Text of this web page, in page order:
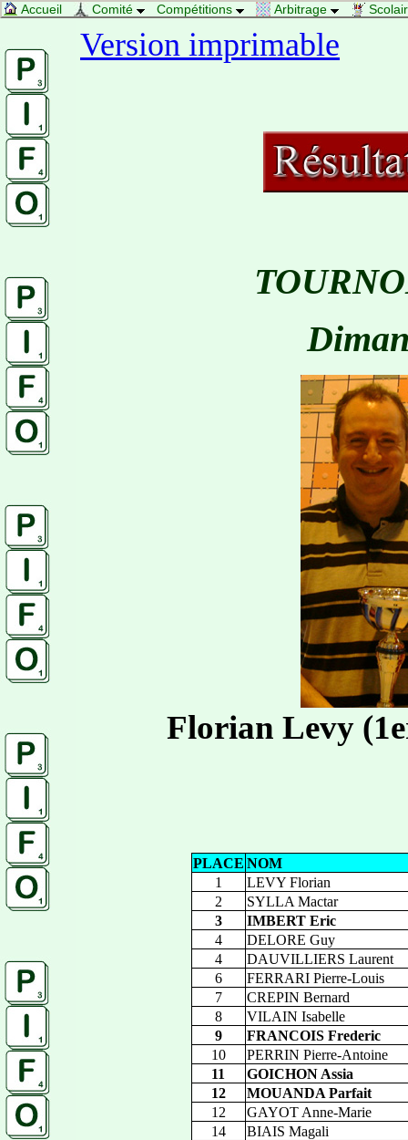
Accueil Comité Compétitions Arbitrage
Version imprimable
Florian Levy
PLACE NOM
1
LEVY Florian
2
SYLLA Mactar
3
IMBERT Eric
4
DELORE Guy
4
DAUVILLIERS Laurent
6
FERRARI Pierre-Louis
7
CREPIN Bernard
8
VILAIN Isabelle
9
FRANCOIS Frederic
10
PERRIN Pierre-Antoine
11
GOICHON Assia
12
MOUANDA Parfait
12
GAYOT Anne-Marie
14
BIAIS Magali